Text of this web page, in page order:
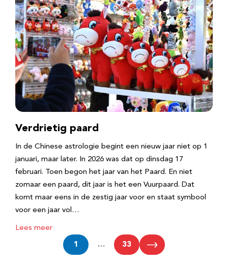
Verdrietig paard
In de Chinese astrologie begint een nieuw jaar niet op 1
januari, maar later. In 2026 was dat op dinsdag 17
februari. Toen begon het jaar van het Paard. En niet
zomaar een paard, dit jaar is het een Vuurpaard. Dat
komt maar eens in de zestig jaar voor en staat symbool
voor een jaar vol…
Lees meer
1 … 33